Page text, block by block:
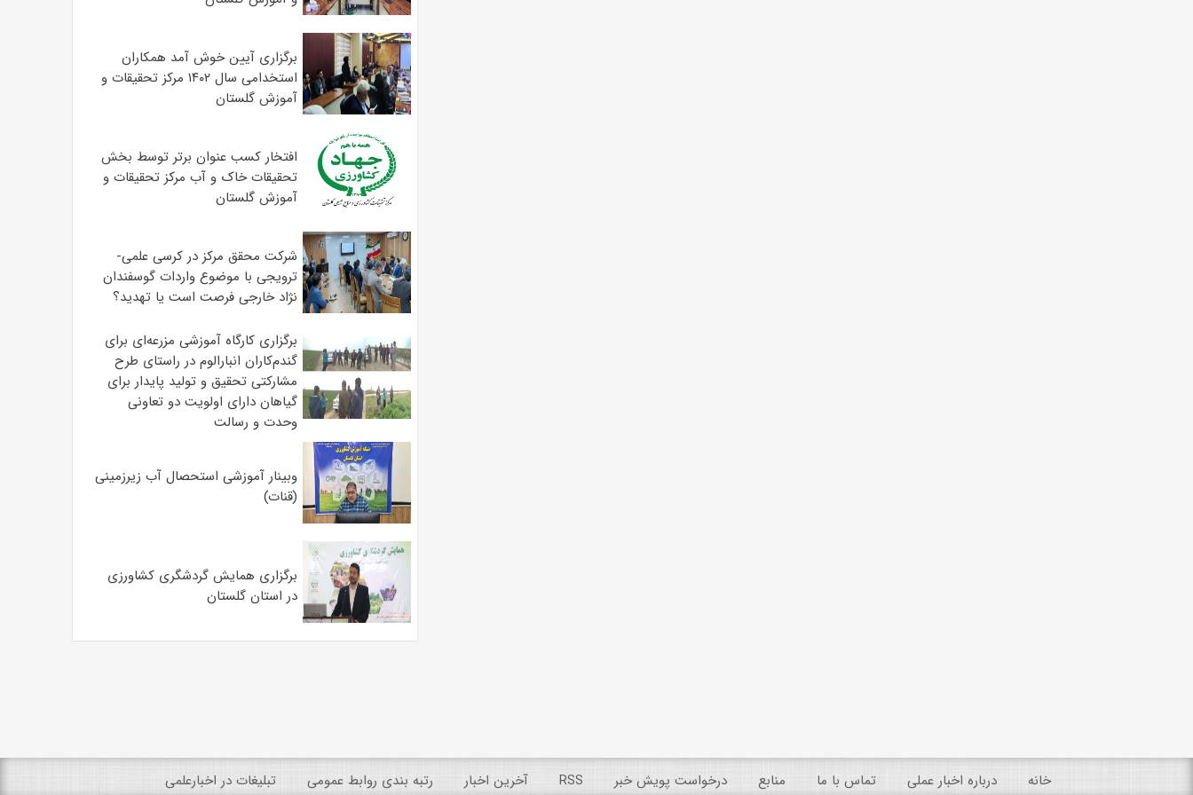
برگزاری آیین خوش آمد همکاران
استخدامی سال ۱۴۰۲ مرکز تحقیقات و
آموزش گلستان
افتخار کسب عنوان برتر توسط بخش
تحقیقات خاک و آب مرکز تحقیقات و
آموزش گلستان
شرکت محقق مرکز در کرسی علمی-
ترویجی با موضوع واردات گوسفندان
نژاد خارجی فرصت است یا تهدید؟
برگزاری کارگاه آموزشی مزرعه‌ای برای
گندم‌کاران انبارالوم در راستای طرح
مشارکتی تحقیق و تولید پایدار برای
گیاهان دارای اولویت دو تعاونی
وحدت و رسالت
وبینار آموزشی استحصال آب زیرزمینی
(قنات)
برگزاری همایش گردشگری کشاورزی
در استان گلستان
خانه درباره اخبار عملی تماس با ما منابع درخواست پویش خبر RSS آخرین اخبار رتبه بندی روابط عمومی تبلیغات در اخبارعلمی